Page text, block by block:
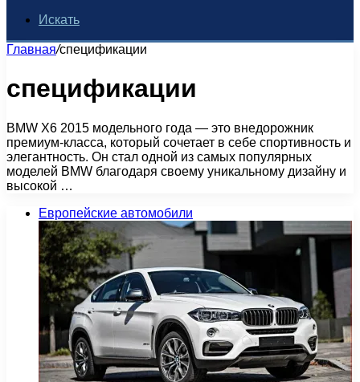
Искать
Главная/спецификации
спецификации
BMW X6 2015 модельного года — это внедорожник
премиум-класса, который сочетает в себе спортивность и
элегантность. Он стал одной из самых популярных
моделей BMW благодаря своему уникальному дизайну и
высокой …
Европейские автомобили